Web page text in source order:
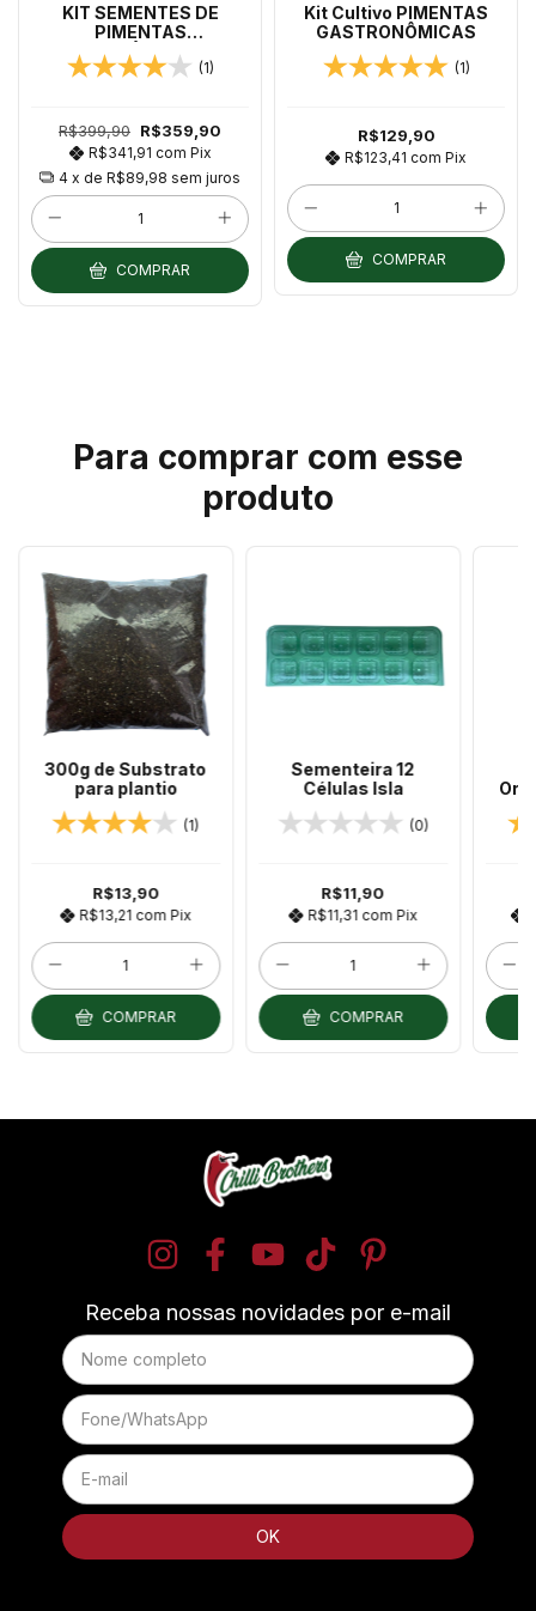
KIT SEMENTES DE
PIMENTAS
GASTRONÔMICAS - 20
pacotes de sementes de
(1)
R$399,90 R$359,90
R$341,91 com Pix
4 x de R$89,98 sem juros
COMPRAR
Kit Cultivo PIMENTAS
GASTRONÔMICAS
(1)
R$129,90
R$123,41 com Pix
COMPRAR
Para comprar com esse
produto
300g de Substrato
para plantio
(1)
R$13,90
R$13,21 com Pix
COMPRAR
Sementeira 12
Células Isla
(0)
R$11,90
R$11,31 com Pix
COMPRAR
Receba nossas novidades por e-mail